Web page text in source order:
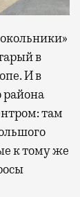
в
И в
района
там
к тому же